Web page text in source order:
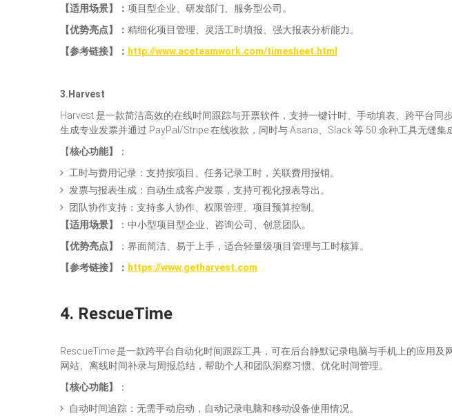
【适用场景】
： 项目型企业、研发部门、服务型公司。
【优势亮点】
： 精细化项目管理、灵活工时填报、强大报表分析能力。
【参考链接】 ： http://www.aceteamwork.com/timesheet.html
3.Harvest
Harvest 是一款简洁高效的在线时间跟踪与开票软件，支持一键计时、手动填表、跨平台
生成专业发票并通过 PayPal/Stripe 在线收款，同时与 Asana、Slack 等 50 余种工具无缝
【核心功能】
：
工时与费用记录：支持按项目、任务记录工时，关联费用报销。
发票与报表生成：自动生成客户发票，支持可视化报表导出。
团队协作支持：支持多人协作、权限管理、项目预算控制。
【适用场景】
：中小型项目型企业、咨询公司、创意团队。
【优势亮点】
：界面简洁、易于上手，适合轻量级项目管理与工时核算。
【参考链接】
： https://www.getharvest.com
4. RescueTime
RescueTime 是一款跨平台自动化时间跟踪工具，可在后台静默记录电脑与手机上的应用
网站、离线时间补录与周报总结，帮助个人和团队洞察习惯、优化时间管理。
【核心功能】
：
自动时间追踪：无需手动启动，自动记录电脑和移动设备使用情况。